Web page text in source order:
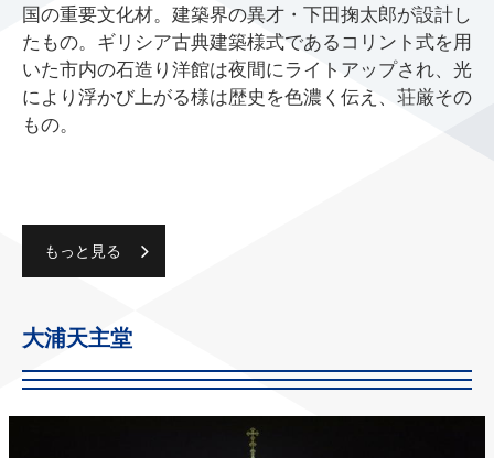
国の重要文化材。建築界の異才・下田掬太郎が設計し
たもの。ギリシア古典建築様式であるコリント式を用
いた市内の石造り洋館は夜間にライトアップされ、光
により浮かび上がる様は歴史を色濃く伝え、荘厳その
もの。
もっと見る
大浦天主堂